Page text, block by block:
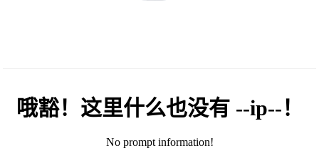
哦豁！这里什么也没有 --ip--！
No prompt information!